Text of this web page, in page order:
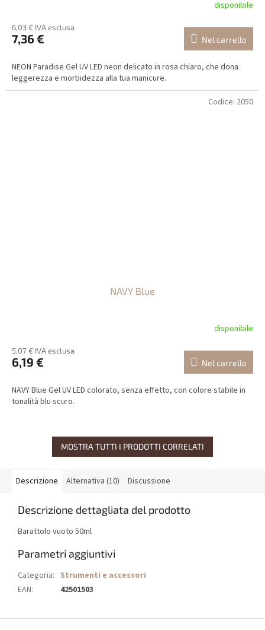
disponibile
6,03 € IVA esclusa
7,36 € Nel carrello
NEON Paradise Gel UV LED neon delicato in rosa chiaro, che dona
leggerezza e morbidezza alla tua manicure.
NAVY Blue
disponibile
5,07 € IVA esclusa
6,19 € Nel carrello
NAVY Blue Gel UV LED colorato, senza effetto, con colore stabile in
tonalità blu scuro.
Codice: 2050
MOSTRA TUTTI I PRODOTTI CORRELATI
Descrizione Alternativa (10) Discussione
Descrizione dettagliata del prodotto
Barattolo vuoto 50ml
Parametri aggiuntivi
Categoria: Strumenti e accessori
EAN: 42501503